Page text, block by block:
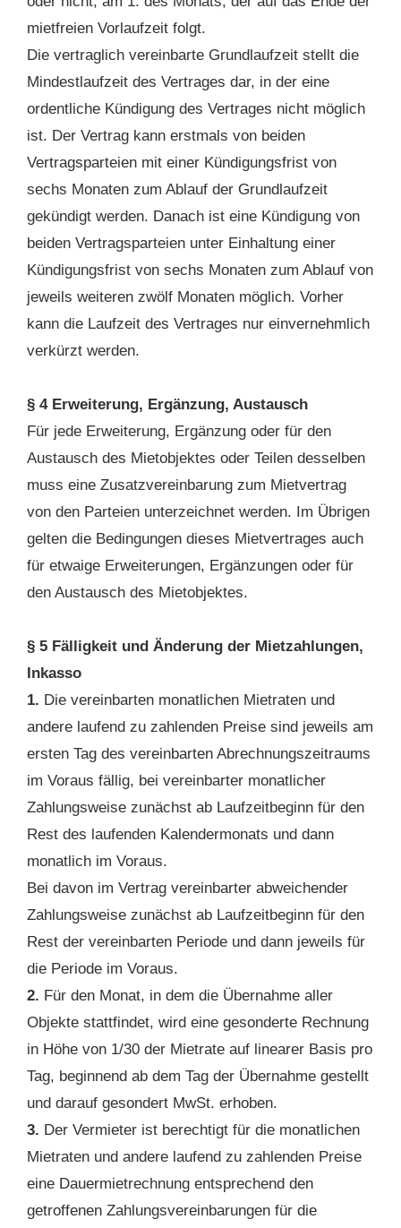
mietfreien Vorlaufzeit folgt.
Die vertraglich vereinbarte Grundlaufzeit stellt die
Mindestlaufzeit des Vertrages dar, in der eine
ordentliche Kündigung des Vertrages nicht möglich
ist. Der Vertrag kann erstmals von beiden
Vertragsparteien mit einer Kündigungsfrist von
sechs Monaten zum Ablauf der Grundlaufzeit
gekündigt werden. Danach ist eine Kündigung von
beiden Vertragsparteien unter Einhaltung einer
Kündigungsfrist von sechs Monaten zum Ablauf von
jeweils weiteren zwölf Monaten möglich. Vorher
kann die Laufzeit des Vertrages nur einvernehmlich
verkürzt werden.
§ 4 Erweiterung, Ergänzung, Austausch
Für jede Erweiterung, Ergänzung oder für den
Austausch des Mietobjektes oder Teilen desselben
muss eine Zusatzvereinbarung zum Mietvertrag
von den Parteien unterzeichnet werden. Im Übrigen
gelten die Bedingungen dieses Mietvertrages auch
für etwaige Erweiterungen, Ergänzungen oder für
den Austausch des Mietobjektes.
§ 5 Fälligkeit und Änderung der Mietzahlungen,
Inkasso
1. Die vereinbarten monatlichen Mietraten und
andere laufend zu zahlenden Preise sind jeweils am
ersten Tag des vereinbarten Abrechnungszeitraums
im Voraus fällig, bei vereinbarter monatlicher
Zahlungsweise zunächst ab Laufzeitbeginn für den
Rest des laufenden Kalendermonats und dann
monatlich im Voraus.
Bei davon im Vertrag vereinbarter abweichender
Zahlungsweise zunächst ab Laufzeitbeginn für den
Rest der vereinbarten Periode und dann jeweils für
die Periode im Voraus.
2. Für den Monat, in dem die Übernahme aller
Objekte stattfindet, wird eine gesonderte Rechnung
in Höhe von 1/30 der Mietrate auf linearer Basis pro
Tag, beginnend ab dem Tag der Übernahme gestellt
und darauf gesondert MwSt. erhoben.
3. Der Vermieter ist berechtigt für die monatlichen
Mietraten und andere laufend zu zahlenden Preise
eine Dauermietrechnung entsprechend den
getroffenen Zahlungsvereinbarungen für die